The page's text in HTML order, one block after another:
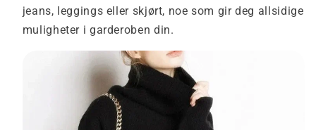
jeans, leggings eller skjørt, noe som gir deg allsidige
muligheter i garderoben din.